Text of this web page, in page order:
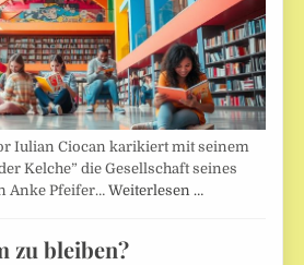
Iulian Ciocan karikiert mit seinem
Kelche” die Gesellschaft seines
Anke Pfeifer…Weiterlesen …
zu bleiben?